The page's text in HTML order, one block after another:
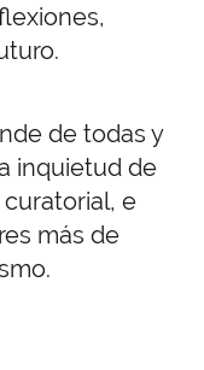
de todas y
inquietud de
e
más de